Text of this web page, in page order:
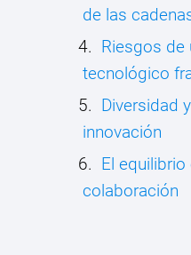
de las
Riesgos de
tecnológico
Diversidad
innovación
El
colaboración